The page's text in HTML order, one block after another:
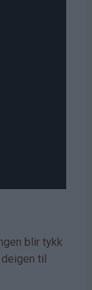
blir tykk
til